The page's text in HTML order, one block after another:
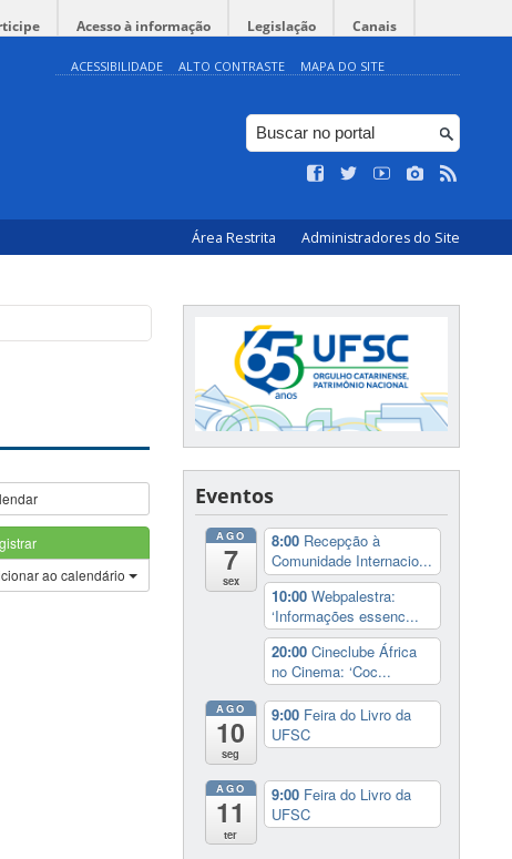
Acesso à informação Legislação Canais
ACESSIBILIDADE ALTO CONTRASTE MAPA DO SITE
Área Restrita Administradores do Site
ao calendário
Eventos
AGO
7
sex
8:00 Recepção à
Comunidade Internacio...
10:00 Webpalestra:
‘Informações essenc...
20:00 Cineclube África
no Cinema: ‘Coc...
AGO
10
seg
9:00 Feira do Livro da
UFSC
AGO
11
ter
9:00 Feira do Livro da
UFSC